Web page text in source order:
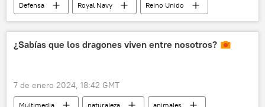
Defensa Royal Navy
Reino Unido
🌍 Europa
🛡️ Fuerzas Armadas
¿Sabías que los dragones viven entre nosotros?
7 de enero 2024, 18:42 GMT
Multimedia naturaleza animales